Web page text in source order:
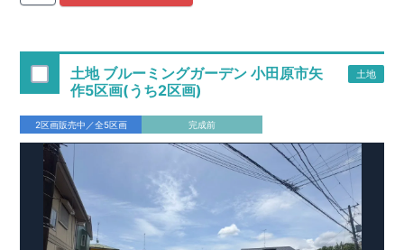
土地 ブルーミングガーデン 小田原市矢
作5区画(うち2区画)
土地
2区画販売中／全5区画 完成前